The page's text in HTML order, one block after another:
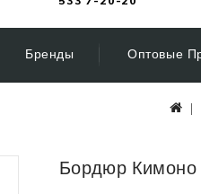
Бренды Оптовые
Бордюр